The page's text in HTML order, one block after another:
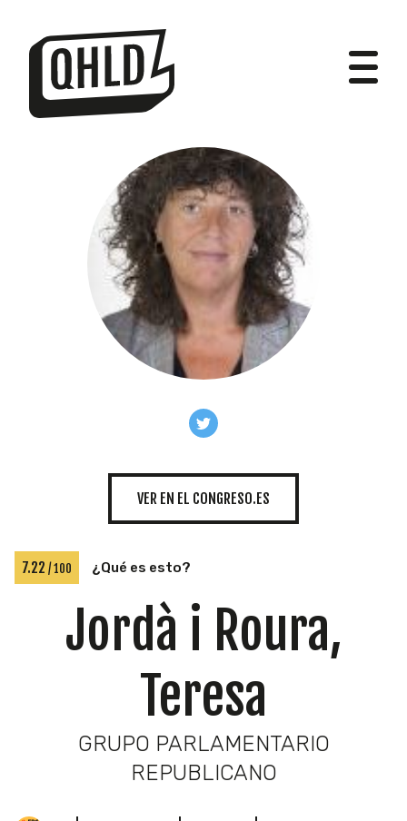
DIPUTADOS
GRUPOS
INICIATIVAS
TEMÁTICAS
VER EN EL CONGRESO.ES
7.22 / 100 ¿Qué es esto?
Jordà i Roura,
Teresa
GRUPO PARLAMENTARIO
REPUBLICANO